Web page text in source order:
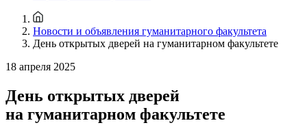
Новости и объявления гуманитарного факультета
День открытых дверей на гуманитарном факультете
18 апреля 2025
День открытых дверей
на гуманитарном факультете